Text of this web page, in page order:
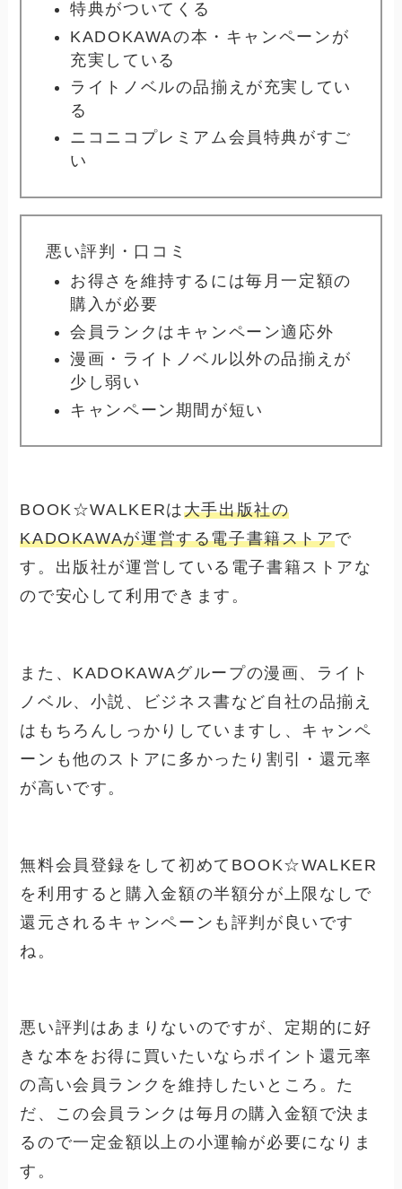
特典がついてくる
KADOKAWAの本・キャンペーンが
充実している
ライトノベルの品揃えが充実してい
る
ニコニコプレミアム会員特典がすご
い
悪い評判・口コミ
お得さを維持するには毎月一定額の
購入が必要
会員ランクはキャンペーン適応外
漫画・ライトノベル以外の品揃えが
少し弱い
キャンペーン期間が短い
BOOK☆WALKERは大手出版社の
KADOKAWAが運営する電子書籍ストアで
す。出版社が運営している電子書籍ストアな
ので安心して利用できます。
また、KADOKAWAグループの漫画、ライト
ノベル、小説、ビジネス書など自社の品揃え
はもちろんしっかりしていますし、キャンペ
ーンも他のストアに多かったり割引・還元率
が高いです。
無料会員登録をして初めて BOOK☆WALKER
を利用すると購入金額の半額分が上限なしで
還元されるキャンペーンも評判が良いです
ね。
悪い評判はあまりないのですが、定期的に好
きな本をお得に買いたいならポイント還元率
の高い会員ランクを維持したいところ。た
だ、この会員ランクは毎月の購入金額で決ま
るので一定金額以上の小運輸が必要になりま
す。